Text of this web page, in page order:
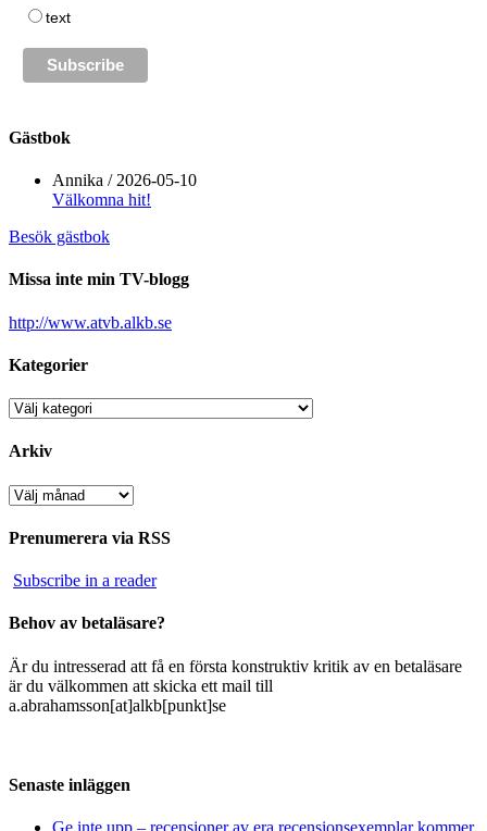
text
Gästbok
Annika / 2026-05-10
Välkomna hit!
Besök gästbok
Missa inte min TV-blogg
http://www.atvb.alkb.se
Kategorier
Kategorier
Arkiv
Arkiv
Prenumerera via RSS
Subscribe in a reader
Behov av betaläsare?
Är du intresserad att få en första konstruktiv kritik av en betaläsare
är du välkommen att skicka ett mail till
a.abrahamsson[at]alkb[punkt]se
Senaste inläggen